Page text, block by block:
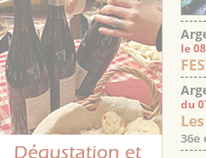
le
du
36e